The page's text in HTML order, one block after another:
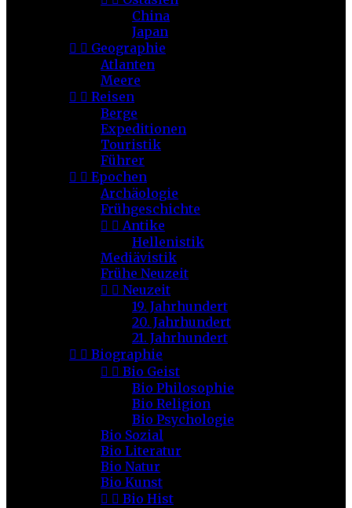
China
Japan
  Geographie
Atlanten
Meere
  Reisen
Berge
Expeditionen
Touristik
Führer
  Epochen
Archäologie
Frühgeschichte
  Antike
Hellenistik
Mediävistik
Frühe Neuzeit
  Neuzeit
19. Jahrhundert
20. Jahrhundert
21. Jahrhundert
  Biographie
  Bio Geist
Bio Philosophie
Bio Religion
Bio Psychologie
Bio Sozial
Bio Literatur
Bio Natur
Bio Kunst
  Bio Hist